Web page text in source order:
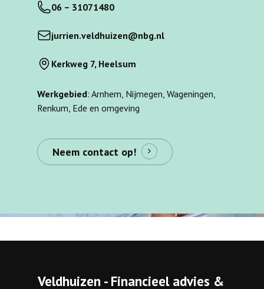
06 – 31071480
jurrien.veldhuizen@nbg.nl
Kerkweg 7, Heelsum
Werkgebied: Arnhem, Nijmegen, Wageningen,
Renkum, Ede en omgeving
Neem contact op!
Veldhuizen - Financieel advies &